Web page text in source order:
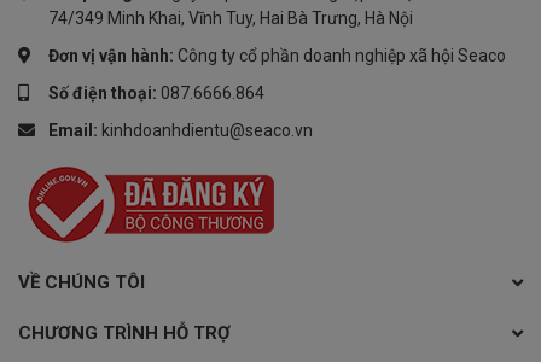
Bát Tràng
74/349 Minh Khai, Vĩnh Tuy, Hai Bà Trưng, Hà Nội
Đơn vị vận hành: Công ty cổ phần doanh nghiệp xã hội Seaco
Số điện thoại: 087.6666.864
Email: kinhdoanhdientu@seaco.vn
VỀ CHÚNG TÔI
CHƯƠNG TRÌNH HỖ TRỢ